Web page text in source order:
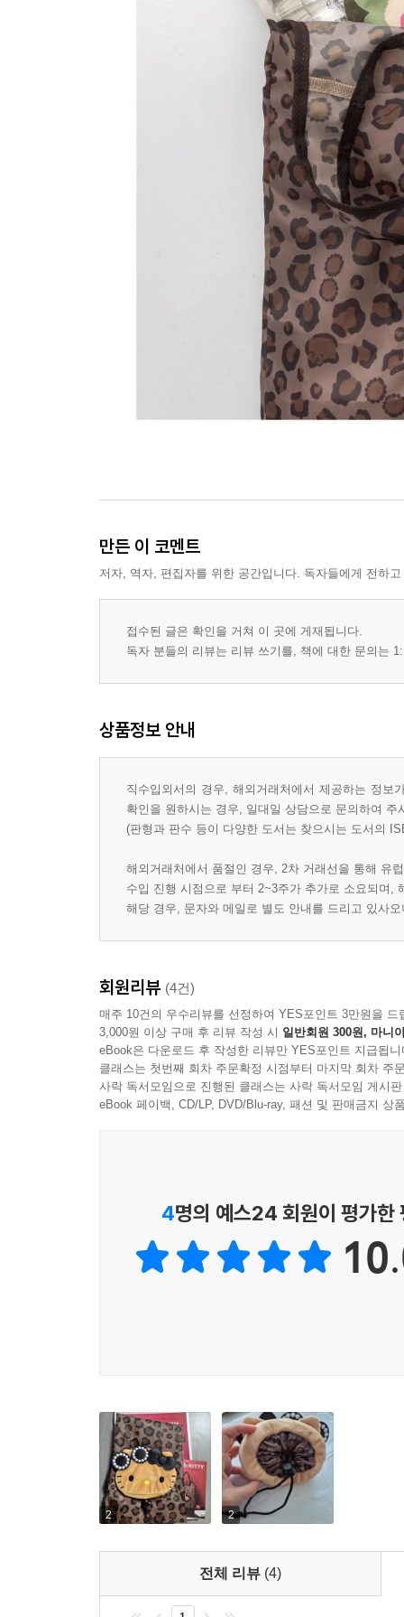
만든 이 코멘트
저자, 역자, 편집자를 위한 공간입니다. 독자들에게 전하
접수된 글은 확인을 거쳐 이 곳에 게재됩니다.
독자 분들의 리뷰는 리뷰 쓰기를, 책에 대한 문의는
상품정보 안내
직수입외서의 경우, 해외거래처에서 제공하는 정
확인을 원하시는 경우, 일대일 상담으로 문의하여 주
(판형과 판수 등이 다양한 도서는 찾으시는 도서의
해외거래처에서 품절인 경우, 2차 거래선을 통해 유
수입 진행 시점으로 부터 2~3주가 추가로 소요되며,
해당 경우, 문자와 메일로 별도 안내를 드리고 있사
회원리뷰 (4건)
매주 10건의 우수리뷰를 선정하여 YES포인트 3만원을 드
3,000원 이상 구매 후 리뷰 작성 시 일반회원 300원, 마니
eBook은 다운로드 후 작성한 리뷰만 YES포인트 지급됩니
클래스는 첫번째 회차 주문확정 시점부터 마지막 회차 주
사락 독서모임으로 진행된 클래스는 사락 독서모임 게시
eBook 페이백, CD/LP, DVD/Blu-ray, 패션 및 판매금지 상
4명의 예스24 회원이 평가한
2 2
전체 리뷰 (4)